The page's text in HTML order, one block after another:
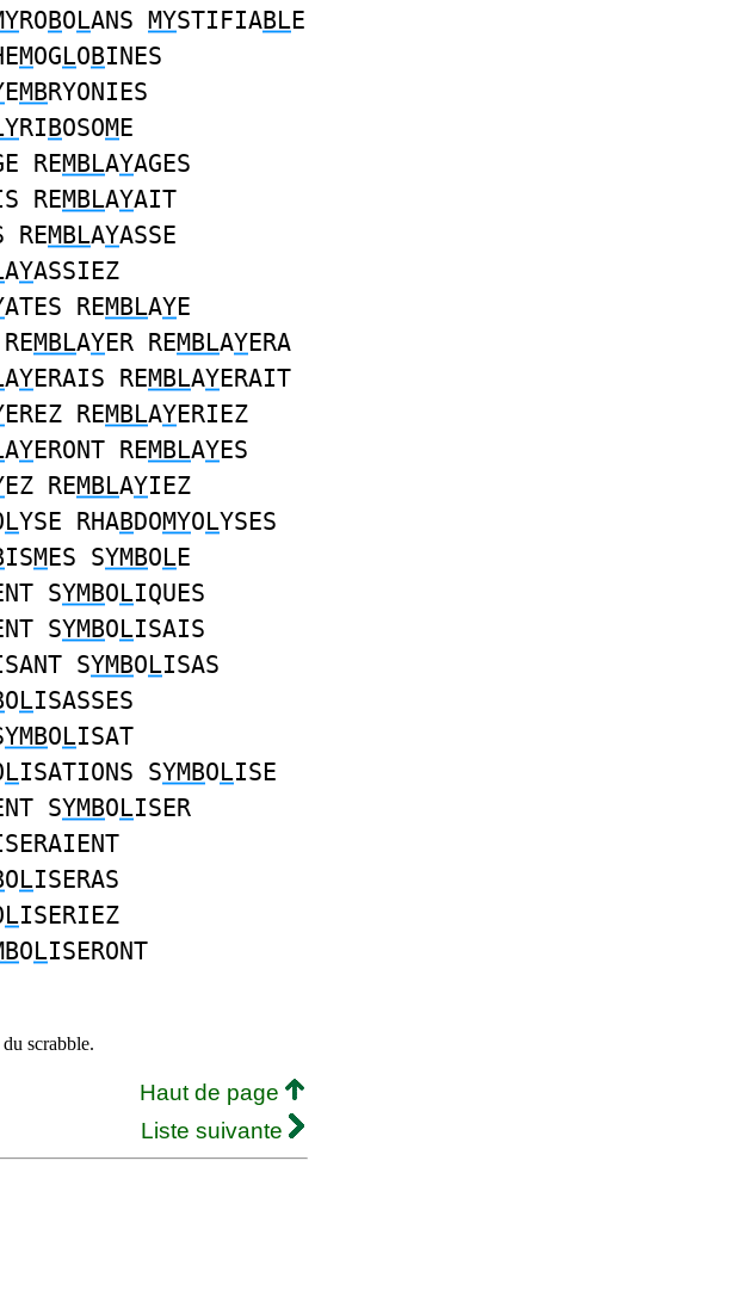
ROBOLANS MYSTIFIABLE
MOGLOBINES
EMBRYONIES
RIBOSOME
REMBLAYAGES
REMBLAYAIT
REMBLAYASSE
AYASSIEZ
ATES REMBLAYE
MBLAYER REMBLAYERA
AYERAIS REMBLAYERAIT
EREZ REMBLAYERIEZ
AYERONT REMBLAYES
EZ REMBLAYIEZ
LYSE RHABDOMYOLYSES
ISMES SYMBOLE
SYMBOLIQUES
SYMBOLISAIS
SYMBOLISAS
OLISASSES
YMBOLISAT
LISATIONS SYMBOLISE
SYMBOLISER
OLISERAS
LISERIEZ
OLISERONT
scrabble.
Haut de page
Liste suivante